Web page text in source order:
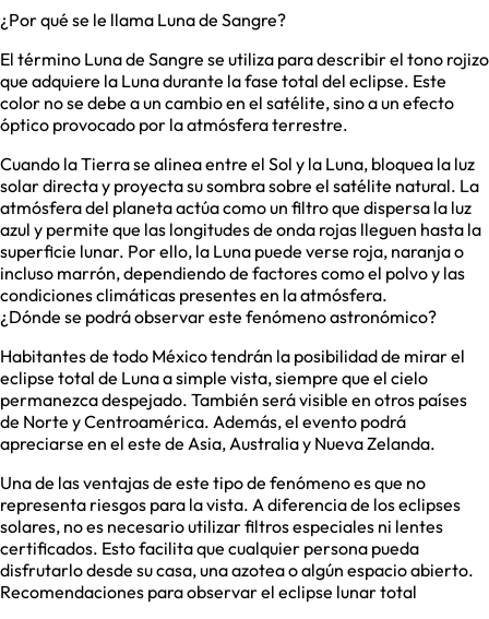
¿Por qué se le llama Luna de Sangre?
El término Luna de Sangre se utiliza para describir el tono rojizo
que adquiere la Luna durante la fase total del eclipse. Este
color no se debe a un cambio en el satélite, sino a un efecto
óptico provocado por la atmósfera terrestre.
Cuando la Tierra se alinea entre el Sol y la Luna, bloquea la luz
solar directa y proyecta su sombra sobre el satélite natural. La
atmósfera del planeta actúa como un filtro que dispersa la luz
azul y permite que las longitudes de onda rojas lleguen hasta la
superficie lunar. Por ello, la Luna puede verse roja, naranja o
incluso marrón, dependiendo de factores como el polvo y las
condiciones climáticas presentes en la atmósfera.
¿Dónde se podrá observar este fenómeno astronómico?
Habitantes de todo México tendrán la posibilidad de mirar el
eclipse total de Luna a simple vista, siempre que el cielo
permanezca despejado. También será visible en otros países
de Norte y Centroamérica. Además, el evento podrá
apreciarse en el este de Asia, Australia y Nueva Zelanda.
Una de las ventajas de este tipo de fenómeno es que no
representa riesgos para la vista. A diferencia de los eclipses
solares, no es necesario utilizar filtros especiales ni lentes
certificados. Esto facilita que cualquier persona pueda
disfrutarlo desde su casa, una azotea o algún espacio abierto.
Recomendaciones para observar el eclipse lunar total